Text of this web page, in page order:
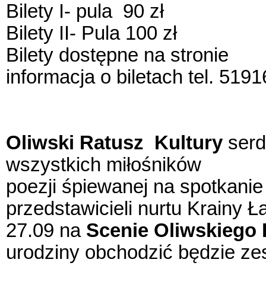
Bilety I- pula 90 zł
Bilety II- Pula 100 zł
Bilety dostępne na stronie
informacja o biletach tel.
Oliwski Ratusz Kultury
wszystkich miłośników
poezji śpiewanej na
przedstawicieli nurtu Krainy
27.09 na Scenie Oliwskiego
urodziny obchodzić będzie